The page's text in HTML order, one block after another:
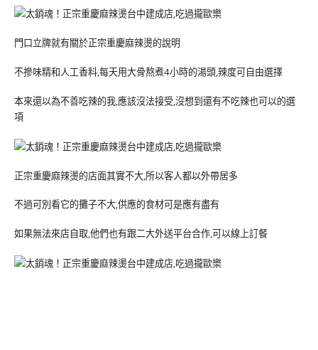
門口立牌就有關於正宗重慶麻辣燙的說明
不摻味精和人工香料,每天用大骨熬煮4小時的湯頭,辣度可自由選擇
本來還以為不善吃辣的我,應該沒法接受,沒想到還有不吃辣也可以的選
項
正宗重慶麻辣燙的店面其實不大,所以客人都以外帶居多
不過可別看它的攤子不大,供應的食材可是應有盡有
如果無法來店自取,他們也有跟二大外送平台合作,可以線上訂餐